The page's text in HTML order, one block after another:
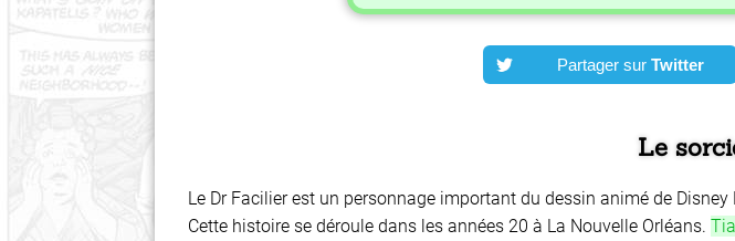
Partager sur Twitter
Le
Le Dr Facilier est un personnage important du dessin animé de
Cette histoire se déroule dans les années 20 à La Nouvelle Orléans.